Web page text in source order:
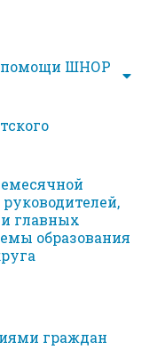
помощи ШНОР
главных
образования
граждан